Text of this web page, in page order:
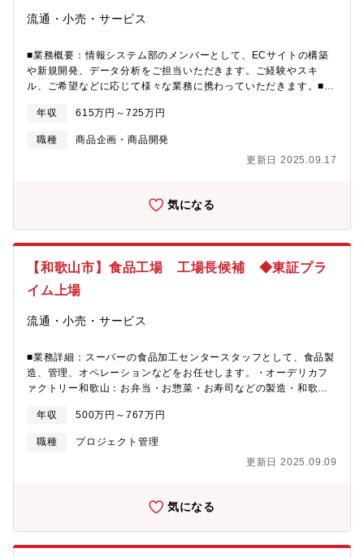
＜その他補足＞■制服貸与■社員持ち株会■企業年金基金■従業員買
任寮：自己負担は月4,000円 ※年齢不問ー社宅：自己負担は家賃
の半額、敷金礼金・引越し代は会社負担■単身赴任手当（月
50,000円）
添った店舗運営を行うことがが可能です。常に「お客様視点」で
り場を見て「こんなお店を作りたい」との想いから入社を決めて
います◎プライム市場上場企業◎近畿・東海圏を中心に150店舗以
上展開◎ワークライフバランス整います。半期に1回5連休取得可
出勤原則禁止・半期に1回5連休取得可能・年1回自己申告制度が有
マネージャーがいるため、営業時間のラストまで残る必要はあり
ません（状況によっては可能性あり）【当社の魅力】◎お客様の
にこだわる企業■店舗数1959年和歌山県新宮市に県下初のスーパ
あり、通常よりも24時間ほどお客様への早い提供が実現し、抜群
の鮮度を提供できます。■売り場へのこだわりぜひ同社のスーパー
広さ確保ほか調理スペースをガラスで施し、作業の見える化を図
ドミナント化を推進。綿密な戦略のもと積極的に出店していま
す。「近畿」「東海」の2つのエリアで市場シェアの確実な拡大を
進めています。それぞれのエリアに合わせた「食文化」「サービ
ス」「利便性」など、多様化するお客様のニーズにお応えしま
格や品質などお客様に合わせた4事形態を展開中です。日々の食と
暮らしをサポートするレギュラー。衣食住が全て揃うスーパーセ
株会■企業年金基金■従業員買物特典制度あり■オーカードポイント
割増発行■寮・社宅制度ー独身寮：自己負担は～29歳/月4,000
円、30歳～/23,700円ー単身赴任寮：自己負担は月4,000円 ※年
齢不問ー社宅：自己負担は家賃の半額、敷金礼金・引越し代は会
流通・小売・サービス
■業務概要：情報システム部のメンバーとして、ECサイトの構築
や新規開発、データ分析をご担当いただきます。ご経験やスキ
ル、ご希望などに応じて様々な業務に携わっていただきます。■業
開発と、業務システムの内製開発・お客様向けアプリ・ECの開
発、物流システムの開発・要件定義、開発管理、移行計画、従業
員教育など・開発ベンダーの管理コントロール・マーケティング
やデータ分析（顧客データなどを用いて、消費者の変化を捉え施
戦略のもと事業拡大。関西を中心に東海にも進出し、150店舗以上
通常よりも24時間ほどお客様への早い提供が実現し、抜群の鮮度
運んでください！また来たくなるような清潔感やフロアの広さ確
保ほか調理スペースをガラスで施し、作業の見える化を図ったり
ぬ想いで変わり続けるスーパーマーケット」。1府7県のドミナン
ます。それぞれのエリアに合わせた「食文化」「サービス」「利
便性」など、多様化するお客様のニーズにお応えします。■4つの
事業形態お客様の多様なニーズにお応えするため、価格や品質な
どお客様に合わせた4事形態を展開中です。日々の食と暮らしをサ
だわりの商品を揃えたメッサ。驚きの価格を実現したプライスカ
年収 615万円～725万円
職種
商品企画・商品開発
更新日 2025.09.17
気になる
【和歌山市】食品工場 工場長候補 ◆東証プラ
イム上場
流通・小売・サービス
■業務詳細：スーパーの食品加工センタースタッフとして、食品製
造、管理、オペレーションなどをお任せします。・オーデリカフ
ァクトリー和歌山：お弁当・お惣菜・お寿司などの製造・和歌山
の選別、洗浄、カットなど。年1回自己申告制度が有り、希望や適
性により様々な職種に挑戦が可能■働き方：・残業は全社平均10時
間程度・休日出勤原則禁止・半期に1回5連休取得可能・髪色自
由・髪型自由（社内規定あり）・年1回自己申告制度が有り、希望
愛され、東海にも続々出店◎鮮度を最優先、お客様に本物の提供
ーマーケットを開店。「商業を通じて地域社会に貢献する」を地
年収 500万円～767万円
職種
プロジェクト管理
更新日 2025.09.09
気になる